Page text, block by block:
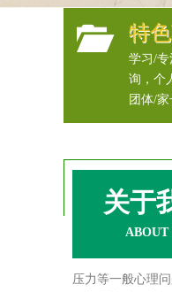
特
学习/
询，个
团体/家
关于
ABOUT
压力等一般心理